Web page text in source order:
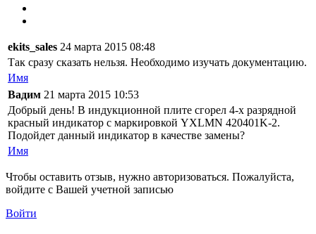
ekits_sales 24 марта 2015 08:48
Так сразу сказать нельзя. Необходимо изучать документацию.
Имя
Вадим 21 марта 2015 10:53
Добрый день! В индукционной плите сгорел 4-х разрядной
красный индикатор с маркировкой YXLMN 420401K-2.
Подойдет данный индикатор в качестве замены?
Имя
Чтобы оставить отзыв, нужно авторизоваться. Пожалуйста,
войдите с Вашей учетной записью
Войти